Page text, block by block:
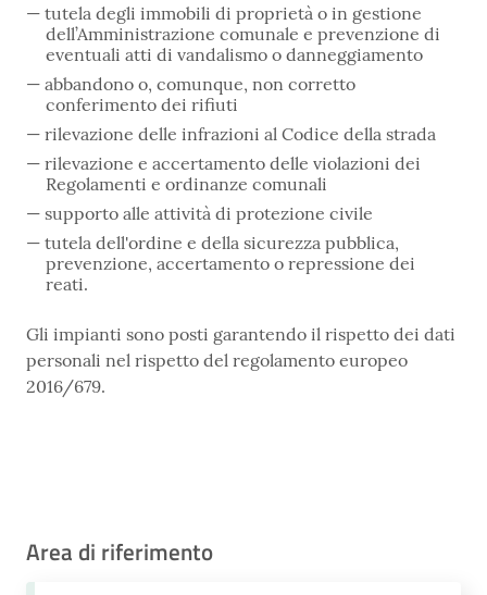
tutela degli immobili di proprietà o in gestione
dell’Amministrazione comunale e prevenzione di
eventuali atti di vandalismo o danneggiamento
abbandono o, comunque, non corretto
conferimento dei rifiuti
rilevazione delle infrazioni al Codice della strada
rilevazione e accertamento delle violazioni dei
Regolamenti e ordinanze comunali
supporto alle attività di protezione civile
tutela dell'ordine e della sicurezza pubblica,
prevenzione, accertamento o repressione dei
reati.
Gli impianti sono posti garantendo il rispetto dei dati
personali nel rispetto del regolamento europeo
2016/679.
Area di riferimento